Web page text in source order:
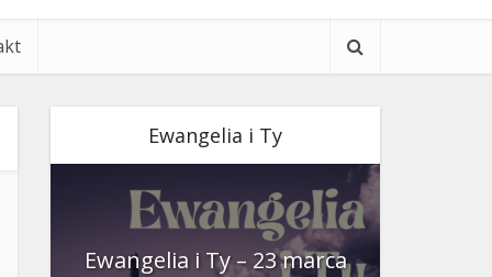
Ewangelia i Ty
Ewangelia i Ty – 23 marca